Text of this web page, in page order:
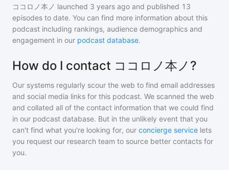
ココロノ本ノ launched 3 years ago and published 13
episodes to date. You can find more information about this
podcast including rankings, audience demographics and
engagement in our podcast database.
How do I contact ココロノ本ノ?
Our systems regularly scour the web to find email addresses
and social media links for this podcast. We scanned the web
and collated all of the contact information that we could find
in our podcast database. But in the unlikely event that you
can't find what you're looking for, our concierge service lets
you request our research team to source better contacts for
you.